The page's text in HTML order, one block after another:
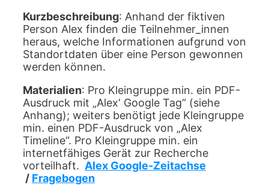
Kurzbeschreibung: Anhand der fiktiven
Person Alex finden die Teilnehmer_innen
heraus, welche Informationen aufgrund von
Standortdaten über eine Person gewonnen
werden können.
Materialien: Pro Kleingruppe min. ein PDF-
Ausdruck mit „Alex‘ Google Tag“ (siehe
Anhang); weiters benötigt jede Kleingruppe
min. einen PDF-Ausdruck von „Alex
Timeline“. Pro Kleingruppe min. ein
internetfähiges Gerät zur Recherche
vorteilhaft. Alex Google-Zeitachse
/ Fragebogen